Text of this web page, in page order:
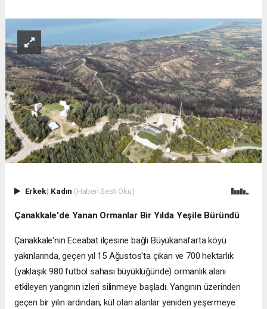
Erkek| Kadın (Haberi Sesli Oku)
Çanakkale'de Yanan Ormanlar Bir Yılda Yeşile Büründü
Çanakkale'nin Eceabat ilçesine bağlı Büyükanafarta köyü
yakınlarında, geçen yıl 15 Ağustos'ta çıkan ve 700 hektarlık
(yaklaşık 980 futbol sahası büyüklüğünde) ormanlık alanı
etkileyen yangının izleri silinmeye başladı. Yangının üzerinden
geçen bir yılın ardından, kül olan alanlar yeniden yeşermeye